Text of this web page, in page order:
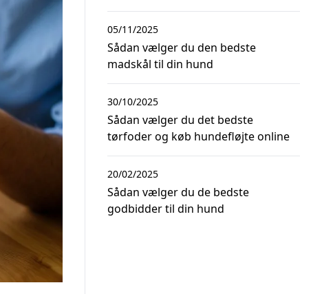
Sådan vælger du den bedste
madskål til din hund
05/11/2025
Sådan vælger du det bedste
tørfoder og køb hundefløjte online
30/10/2025
Sådan vælger du de bedste
godbidder til din hund
20/02/2025